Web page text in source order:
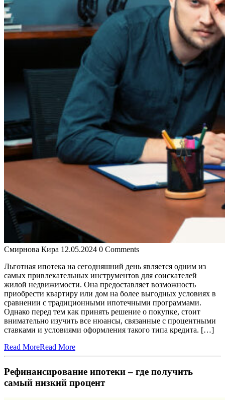
Смирнова Кира 12.05.2024 0 Comments
Льготная ипотека на сегодняшний день является одним из
самых привлекательных инструментов для соискателей
жилой недвижимости. Она предоставляет возможность
приобрести квартиру или дом на более выгодных условиях в
сравнении с традиционными ипотечными программами.
Однако перед тем как принять решение о покупке, стоит
внимательно изучить все нюансы, связанные с процентными
ставками и условиями оформления такого типа кредита. […]
Read MoreRead More
Рефинансирование ипотеки – где получить
самый низкий процент